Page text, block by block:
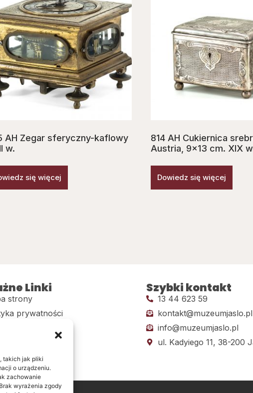
takich jak pliki
o urządzeniu.
zachowanie
wyrażenia zgody
AH Zegar sferyczny-kaflowy
w.
się więcej
814 AH Cukiernica
Austria, 9×13 cm. XIX
Dowiedz się więcej
Linki
strony
prywatności
Szybki kontakt
13 44 623 59
kontakt@muzeumjaslo.pl
info@muzeumjaslo.pl
ul. Kadyiego 11, 38-200